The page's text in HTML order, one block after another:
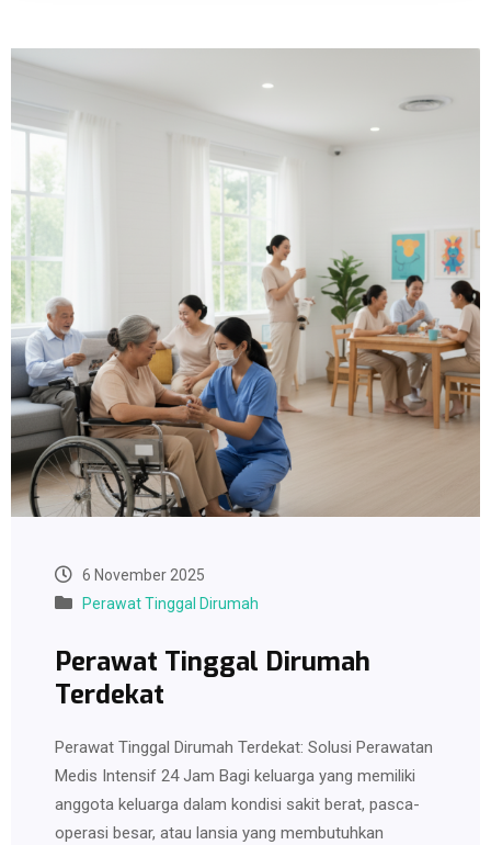
6 November 2025
Perawat Tinggal Dirumah
Perawat Tinggal Dirumah
Terdekat
Perawat Tinggal Dirumah Terdekat: Solusi Perawatan
Medis Intensif 24 Jam Bagi keluarga yang memiliki
anggota keluarga dalam kondisi sakit berat, pasca-
operasi besar, atau lansia yang membutuhkan